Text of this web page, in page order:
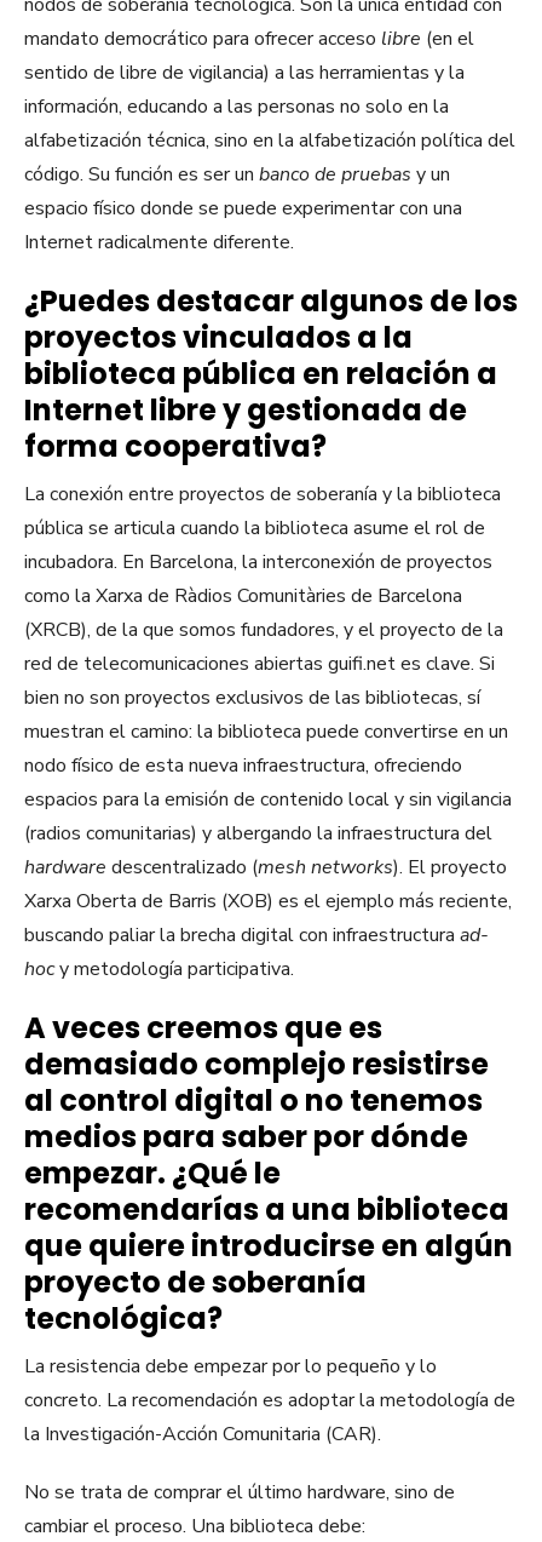
nodos de soberanía tecnológica. Son la única entidad con
mandato democrático para ofrecer acceso libre (en el
sentido de libre de vigilancia) a las herramientas y la
información, educando a las personas no solo en la
alfabetización técnica, sino en la alfabetización política del
código. Su función es ser un banco de pruebas y un
espacio físico donde se puede experimentar con una
Internet radicalmente diferente.
¿Puedes destacar algunos de los
proyectos vinculados a la
biblioteca pública en relación a
Internet libre y gestionada de
forma cooperativa?
La conexión entre proyectos de soberanía y la biblioteca
pública se articula cuando la biblioteca asume el rol de
incubadora. En Barcelona, la interconexión de proyectos
como la Xarxa de Ràdios Comunitàries de Barcelona
(XRCB), de la que somos fundadores, y el proyecto de la
red de telecomunicaciones abiertas guifi.net es clave. Si
bien no son proyectos exclusivos de las bibliotecas, sí
muestran el camino: la biblioteca puede convertirse en un
nodo físico de esta nueva infraestructura, ofreciendo
espacios para la emisión de contenido local y sin vigilancia
(radios comunitarias) y albergando la infraestructura del
hardware descentralizado (mesh networks). El proyecto
Xarxa Oberta de Barris (XOB) es el ejemplo más reciente,
buscando paliar la brecha digital con infraestructura ad-
hocy metodología participativa.
A veces creemos que es
demasiado complejo resistirse
al control digital o no tenemos
medios para saber por dónde
empezar. ¿Qué le
recomendarías a una biblioteca
que quiere introducirse en algún
proyecto de soberanía
tecnológica?
La resistencia debe empezar por lo pequeño y lo
concreto. La recomendación es adoptar la metodología de
la Investigación-Acción Comunitaria (CAR).
No se trata de comprar el último hardware, sino de
cambiar el proceso. Una biblioteca debe: